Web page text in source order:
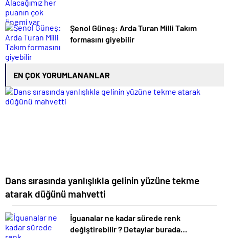
Şenol Güneş: Arda Turan Milli Takım
formasını giyebilir
EN ÇOK YORUMLANANLAR
Dans sırasında yanlışlıkla gelinin yüzüne tekme
atarak düğünü mahvetti
İguanalar ne kadar sürede renk
değiştirebilir ? Detaylar burada…